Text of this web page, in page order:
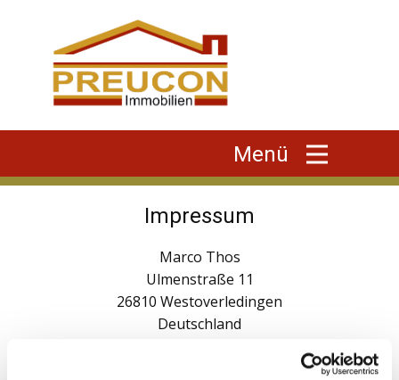
Menü
Impressum
Marco Thos
Ulmenstraße 11
26810 Westoverledingen
Deutschland